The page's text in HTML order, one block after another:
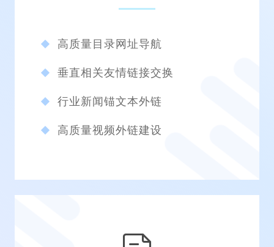
高质量目录网址导航
垂直相关友情链接交换
行业新闻锚文本外链
高质量视频外链建设